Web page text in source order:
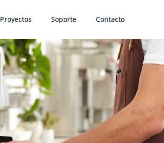
Proyectos Soporte Contacto